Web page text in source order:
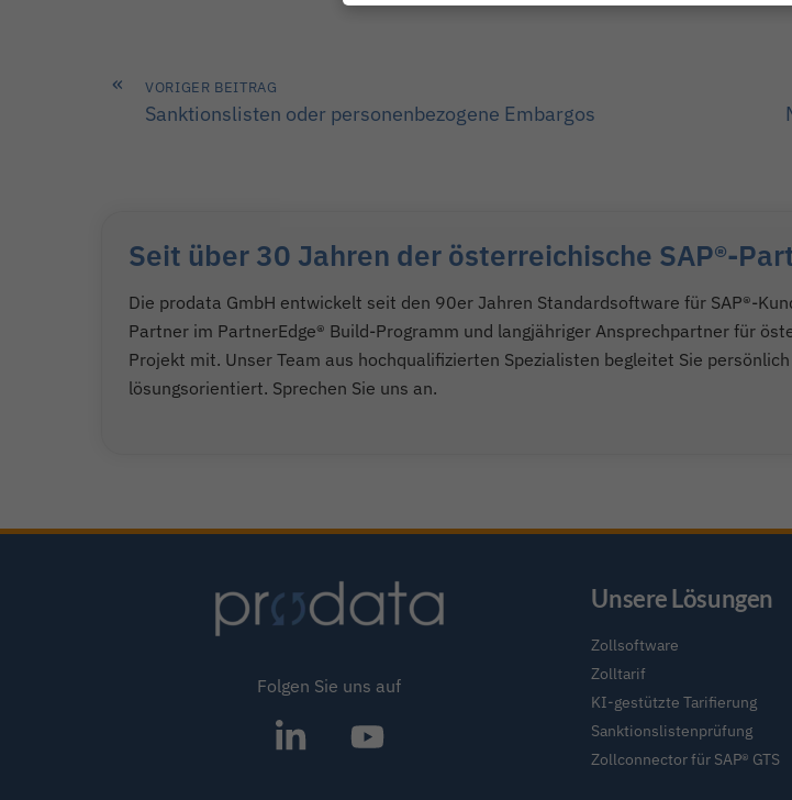
« VORIGER BEITRAG
Sanktionslisten oder personenbezogene Embargos
Seit über 30 Jahren der österreichische SAP®-
Die prodata GmbH entwickelt seit den 90er Jahren Standardsoftware für SAP®-
Partner im PartnerEdge® Build-Programm und langjähriger Ansprechpartner für
Projekt mit. Unser Team aus hochqualifizierten Spezialisten begleitet Sie
lösungsorientiert. Sprechen Sie uns an.
Folgen Sie uns auf
SAP®
Icon
Unsere Lösungen
Zollsoftware
Zolltarif
KI-gestützte Tarifierung
Sanktionslistenprüfung
Zollconnector für SAP® GTS